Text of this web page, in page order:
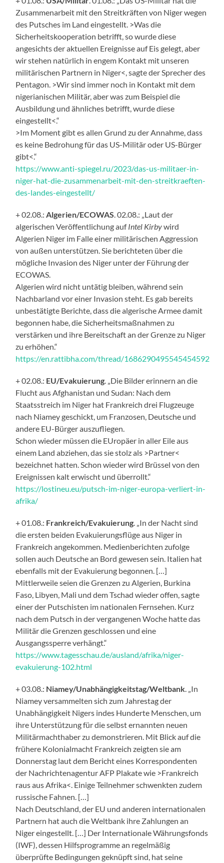
Zusammenarbeit mit den Streitkräften von Niger wegen
des Putsches im Land eingestellt. >Was die
Sicherheitskooperation betrifft, so wurde diese
angesichts der aktuellen Ereignisse auf Eis gelegt, aber
wir stehen natürlich in engem Kontakt mit unseren
militärischen Partnern in Niger<, sagte der Sprecher des
Pentagon. >Wir sind immer noch in Kontakt mit dem
nigerianischen Militär, aber was zum Beispiel die
Ausbildung und ähnliches betrifft, wurde diese
eingestellt<.“
>Im Moment gibt es allen Grund zu der Annahme, dass
es keine Bedrohung für das US-Militär oder US-Bürger
gibt<.“
https://www.anti-spiegel.ru/2023/das-us-militaer-in-
niger-hat-die-zusammenarbeit-mit-den-streitkraeften-
des-landes-eingestellt/
+ 02.08.: Algerien/ECOWAS . 02.08.: „Laut der
algerischen Veröffentlichung aufIntel Kirbywird
Algerien Niger im Falle einer militärischen Aggression
von außen unterstützen. Sie berichteten über die
mögliche Invasion des Niger unter der Führung der
ECOWAS.
Algerien wird nicht untätig bleiben, während sein
Nachbarland vor einer Invasion steht. Es gab bereits
unbestätigte Berichte, dass die algerische Armee damit
begonnen habe, die Sicherheitsmaßnahmen zu
verstärken und ihre Bereitschaft an der Grenze zu Niger
zu erhöhen.“
https://en.rattibha.com/thread/1686290495545454592
+ 02.08.: EU/Evakuierung . „Die Bilder erinnern an die
Flucht aus Afghanistan und Sudan: Nach dem
Staatsstreich im Niger hat Frankreich drei Flugzeuge
nach Niamey geschickt, um Franzosen, Deutsche und
andere EU-Bürger auszufliegen.
Schon wieder müssen die EUropäer in aller Eile aus
einem Land abziehen, das sie stolz als >Partner<
bezeichnet hatten. Schon wieder wird Brüssel von den
Ereignissen kalt erwischt und überrollt.“
https://lostineu.eu/putsch-im-niger-europa-verliert-in-
afrika/
+ 01.08.: Frankreich/Evakuierung . „In der Nacht sind
die ersten beiden Evakuierungsflüge aus Niger in
Frankreich angekommen. Medienberichten zufolge
sollen auch Deutsche an Bord gewesen sein. Italien hat
ebenfalls mit der Evakuierung begonnen. […]
Mittlerweile seien die Grenzen zu Algerien, Burkina
Faso, Libyen, Mali und dem Tschad wieder offen, sagte
einer der Putschisten im nationalen Fernsehen. Kurz
nach dem Putsch in der vergangenen Woche hatte das
Militär die Grenzen geschlossen und eine
Ausgangssperre verhängt.“
https://www.tagesschau.de/ausland/afrika/niger-
evakuierung-102.html
+ 03.08.: Niamey/Unabhängigkeitstag/Weltbank . „In
Niamey versammelten sich zum Jahrestag der
Unabhängigkeit Nigers indes Hunderte Menschen, um
ihre Unterstützung für die selbst ernannten neuen
Militärmachthaber zu demonstrieren. Mit Blick auf die
frühere Kolonialmacht Frankreich zeigten sie am
Donnerstag laut dem Bericht eines Korrespondenten
der Nachrichtenagentur AFP Plakate wie >Frankreich
raus aus Afrika<. Einige Teilnehmer schwenkten zudem
russische Fahnen. […]
Nach Deutschland, der EU und anderen internationalen
Partnern hat auch die Weltbank ihre Zahlungen an
Niger eingestellt. […] Der Internationale Währungsfonds
(IWF), dessen Hilfsprogramme an regelmäßig
überprüfte Bedingungen geknüpft sind, hat seine